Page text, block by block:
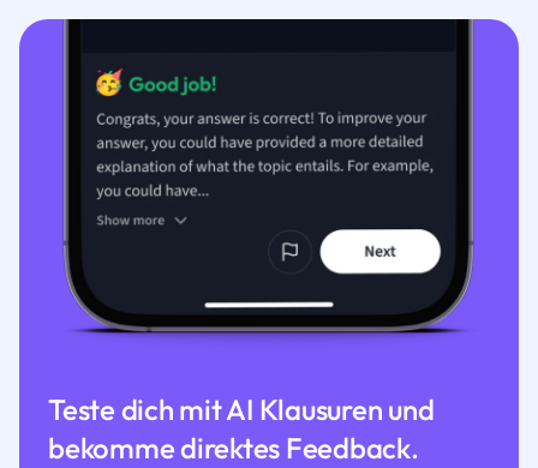
Teste dich mit AI Klausuren und
bekomme direktes Feedback.